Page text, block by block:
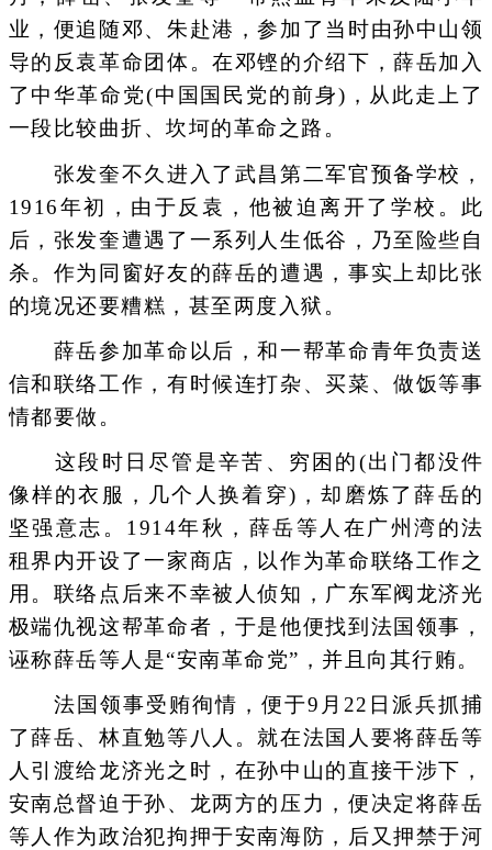
业，便追随邓、朱赴港，参加了当时由孙中山领
导的反袁革命团体。在邓铿的介绍下，薛岳加入
了中华革命党(中国国民党的前身)，从此走上了
一段比较曲折、坎坷的革命之路。
张发奎不久进入了武昌第二军官预备学校，
1916年初，由于反袁，他被迫离开了学校。此
后，张发奎遭遇了一系列人生低谷，乃至险些自
杀。作为同窗好友的薛岳的遭遇，事实上却比张
的境况还要糟糕，甚至两度入狱。
薛岳参加革命以后，和一帮革命青年负责送
信和联络工作，有时候连打杂、买菜、做饭等事
情都要做。
这段时日尽管是辛苦、穷困的(出门都没件
像样的衣服，几个人换着穿)，却磨炼了薛岳的
坚强意志。1914年秋，薛岳等人在广州湾的法
租界内开设了一家商店，以作为革命联络工作之
用。联络点后来不幸被人侦知，广东军阀龙济光
极端仇视这帮革命者，于是他便找到法国领事，
诬称薛岳等人是“安南革命党”，并且向其行贿。
法国领事受贿徇情，便于9月22日派兵抓捕
了薛岳、林直勉等八人。就在法国人要将薛岳等
人引渡给龙济光之时，在孙中山的直接干涉下，
安南总督迫于孙、龙两方的压力，便决定将薛岳
等人作为政治犯拘押于安南海防，后又押禁于河